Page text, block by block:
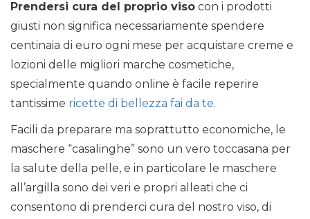
Prendersi cura del proprio viso con i prodotti
giusti non significa necessariamente spendere
centinaia di euro ogni mese per acquistare creme e
lozioni delle migliori marche cosmetiche,
specialmente quando online è facile reperire
tantissime ricette di bellezza fai da te.
Facili da preparare ma soprattutto economiche, le
maschere “casalinghe” sono un vero toccasana per
la salute della pelle, e in particolare le maschere
all’argilla sono dei veri e propri alleati che ci
consentono di prenderci cura del nostro viso, di